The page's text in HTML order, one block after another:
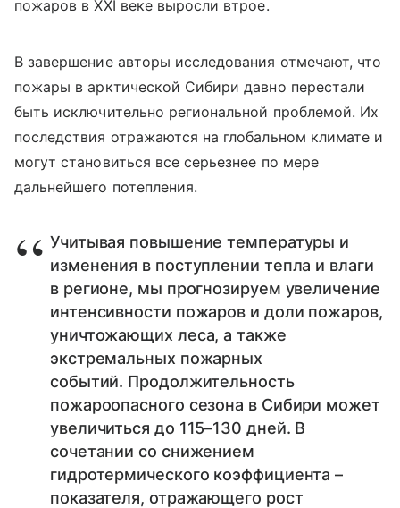
пожаров в XXI веке выросли втрое.
В завершение авторы исследования отмечают, что
пожары в арктической Сибири давно перестали
быть исключительно региональной проблемой. Их
последствия отражаются на глобальном климате и
могут становиться все серьезнее по мере
дальнейшего потепления.
Учитывая повышение температуры и
изменения в поступлении тепла и влаги
в регионе, мы прогнозируем увеличение
интенсивности пожаров и доли пожаров,
уничтожающих леса, а также
экстремальных пожарных
событий. Продолжительность
пожароопасного сезона в Сибири может
увеличиться до 115–130 дней. В
сочетании со снижением
гидротермического коэффициента –
показателя, отражающего рост